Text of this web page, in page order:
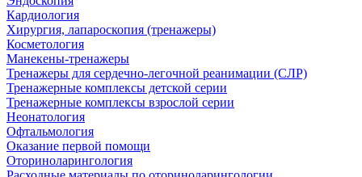
Кардиология
Хирургия, лапароскопия (тренажеры)
Косметология
Манекены-тренажеры
Тренажеры для сердечно-легочной реанимации (СЛР)
Тренажерные комплексы детской серии
Тренажерные комплексы взрослой серии
Неонатология
Офтальмология
Оказание первой помощи
Оториноларингология